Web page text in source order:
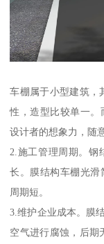
车棚属于小型建筑，
性，造型比较单一。
设计者的想象力，随
2.施工管理周期。钢
长。膜结构车棚光滑
周期短。
3.维护企业成本。膜
空气进行腐蚀，后期